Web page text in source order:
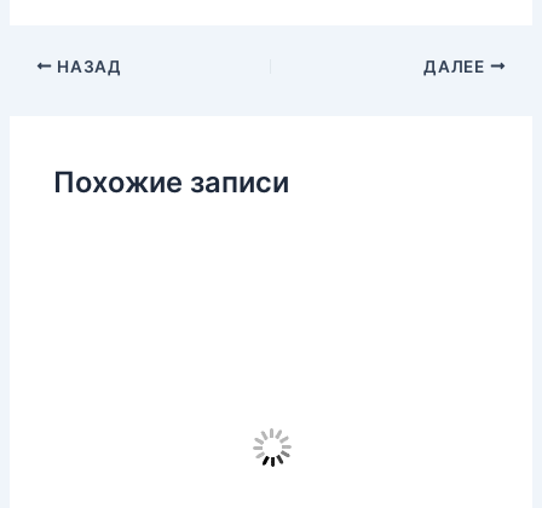
НАЗАД ДАЛЕЕ
Похожие записи